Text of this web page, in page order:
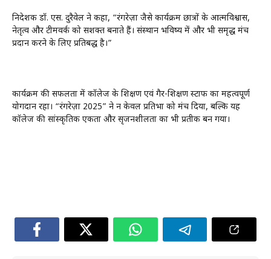
निदेशक डॉ. एस. दुरैवेल ने कहा, “रंगरेज़ा जैसे कार्यक्रम छात्रों के आत्मविश्वास,
नेतृत्व और टीमवर्क को सशक्त बनाते हैं। संस्थान भविष्य में और भी समृद्ध मंच
प्रदान करने के लिए प्रतिबद्ध है।”
कार्यक्रम की सफलता में कॉलेज के शिक्षण एवं गैर-शिक्षण स्टाफ का महत्वपूर्ण
योगदान रहा। “रंगरेज़ा 2025” ने न केवल प्रतिभा को मंच दिया, बल्कि यह
कॉलेज की सांस्कृतिक एकता और सृजनशीलता का भी प्रतीक बन गया।